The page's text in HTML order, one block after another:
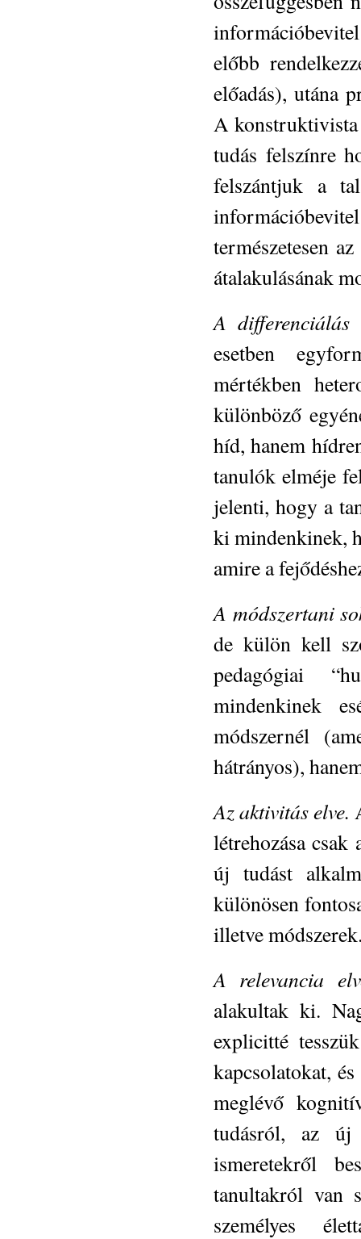
előbb
előadás), utána
A konstruktivista
tudás felszínre
felszántjuk a
természetesen
átalakulásának
A differenciálás
esetben
mértékben
különböző
híd, hanem
tanulók elméje
jelenti, hogy a
ki mindenkinek,
amire a
A módszertani
de külön kell
pedagógiai
mindenkinek
módszernél
hátrányos),
Az aktivitás elve.
létrehozása csak
új tudást
különösen
illetve
A relevancia
alakultak ki.
explicitté
kapcsolatokat,
meglévő
tudásról, az új
ismeretekről
tanultakról van
személyes